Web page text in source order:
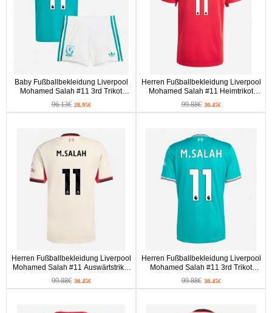
Baby Fußballbekleidung Liverpool
Mohamed Salah #11 3rd Trikot
2025-26 Kurzarm (+ kurze hosen)
96.13€ 28.95€
Herren Fußballbekleidung Liverpool
Mohamed Salah #11 Heimtrikot
2025-26 Kurzarm
99.88€ 30.45€
Herren Fußballbekleidung Liverpool
Mohamed Salah #11 Auswärtstrikot
2025-26 Kurzarm
99.88€ 30.45€
Herren Fußballbekleidung Liverpool
Mohamed Salah #11 3rd Trikot
2025-26 Kurzarm
99.88€ 30.45€